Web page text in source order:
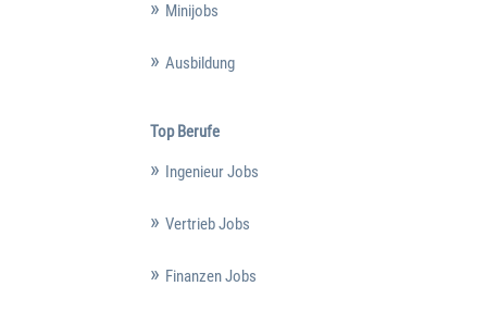
Minijobs
Ausbildung
Top Berufe
Ingenieur Jobs
Vertrieb Jobs
Finanzen Jobs